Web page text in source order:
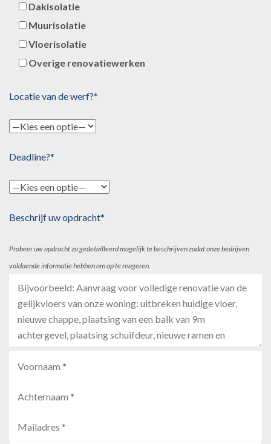
Dakisolatie
Muurisolatie
Vloerisolatie
Overige renovatiewerken
Locatie van de werf?*
Deadline?*
Beschrijf uw opdracht*
Probeer uw opdracht zo gedetailleerd mogelijk te beschrijven zodat onze bedrijven
voldoende informatie hebben om op te reageren.